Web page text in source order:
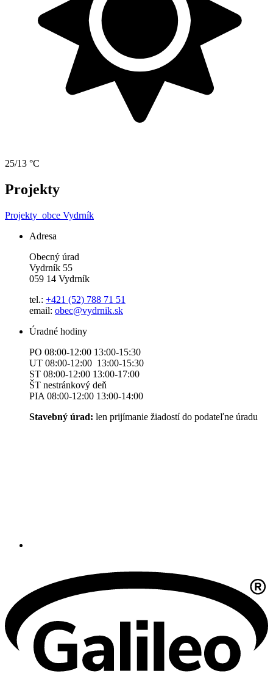
25/13 °C
Projekty
Projekty obce Vydrník
Adresa
Obecný úrad
Vydrník 55
059 14 Vydrník
tel.: +421 (52) 788 71 51
email: obec@vydrnik.sk
Úradné hodiny
PO 08:00-12:00 13:00-15:30
UT 08:00-12:00 13:00-15:30
ST 08:00-12:00 13:00-17:00
ŠT nestránkový deň
PIA 08:00-12:00 13:00-14:00
Stavebný úrad: len prijímanie žiadostí do podateľne úradu